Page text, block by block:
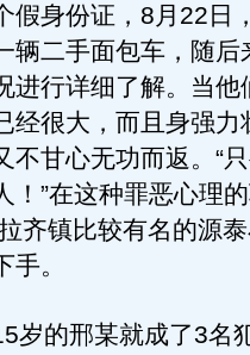
身份证，8月22日
辆二手面包车，随后
进行详细了解。当他
经很大，而且身强力
不甘心无功而返。“
！”在这种罪恶心理
齐镇比较有名的源
。
的邢某就成了3名